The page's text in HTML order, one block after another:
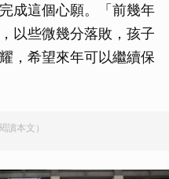
成這個心願。「前幾年
以些微幾分落敗，孩子
，希望來年可以繼續保
讀本文）